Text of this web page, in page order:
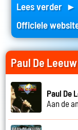
Lees verder ►
Officiele
Paul De
Paul De
Aan de